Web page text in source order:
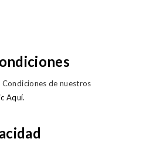
de nuestros
Aquí.